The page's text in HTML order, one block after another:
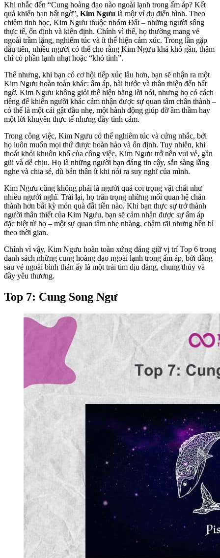
Khi nhắc đến “Cung hoàng đạo nào ngoài lạnh trong ấm áp? Kết
quả khiến bạn bất ngờ”, Kim Ngưu là một ví dụ điển hình. Theo
chiêm tinh học, Kim Ngưu thuộc nhóm Đất – những người sống
thực tế, ổn định và kiên định. Chính vì thế, họ thường mang vẻ
ngoài trầm lặng, nghiêm túc và ít thể hiện cảm xúc. Trong lần gặp
đầu tiên, nhiều người có thể cho rằng Kim Ngưu khá khó gần, thậm
chí có phần lạnh nhạt hoặc “khó tính”.
Thế nhưng, khi bạn có cơ hội tiếp xúc lâu hơn, bạn sẽ nhận ra một
Kim Ngưu hoàn toàn khác: ấm áp, hài hước và thân thiện đến bất
ngờ. Kim Ngưu không giỏi thể hiện bằng lời nói, nhưng họ có cách
riêng để khiến người khác cảm nhận được sự quan tâm chân thành –
có thể là một cái gật đầu nhẹ, một hành động giúp đỡ âm thầm hay
một lời khuyên thực tế nhưng đầy tình cảm.
Trong công việc, Kim Ngưu có thể nghiêm túc và cứng nhắc, bởi
họ luôn muốn mọi thứ được hoàn hảo và ổn định. Tuy nhiên, khi
thoát khỏi khuôn khổ của công việc, Kim Ngưu trở nên vui vẻ, gần
gũi và dễ chịu. Họ là những người bạn đáng tin cậy, sẵn sàng lắng
nghe và chia sẻ, dù bản thân ít khi nói ra suy nghĩ của mình.
Kim Ngưu cũng không phải là người quá coi trọng vật chất như
nhiều người nghĩ. Trái lại, họ trân trọng những mối quan hệ chân
thành hơn bất kỳ món quà đắt tiền nào. Khi bạn thực sự trở thành
người thân thiết của Kim Ngưu, bạn sẽ cảm nhận được sự ấm áp
đặc biệt từ họ – một sự quan tâm nhẹ nhàng, chậm rãi nhưng bền bỉ
theo thời gian.
Chính vì vậy, Kim Ngưu hoàn toàn xứng đáng giữ vị trí Top 6 trong
danh sách những cung hoàng đạo ngoài lạnh trong ấm áp, bởi đằng
sau vẻ ngoài bình thản ấy là một trái tim dịu dàng, chung thủy và
đầy yêu thương.
Top 7: Cung Song Ngư